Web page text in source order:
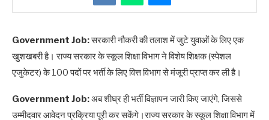
Government Job:सरकारी नौकरी की तलाश में जुटे युवाओं के लिए एक
खुशखबरी है। राज्य सरकार के स्कूल शिक्षा विभाग ने विशेष शिक्षक (स्पेशल
एजुकेटर) के 100 पदों पर भर्ती के लिए वित्त विभाग से मंजूरी प्राप्त कर ली है।
​Government Job:अब शीघ्र ही भर्ती विज्ञापन जारी किए जाएंगे, जिससे
उम्मीदवार आवेदन प्रक्रिया पूरी कर सकेंगे।राज्य सरकार के स्कूल शिक्षा विभाग में